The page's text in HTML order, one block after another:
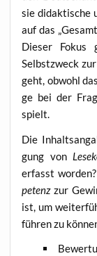
sie didak­ti­sche
auf das
Die­ser Fokus
Selbst­zweck
geht, obwohl
ge bei der
spielt.
Die
gung von
erfasst
pe­tenzzur
ist, um
füh­ren zu